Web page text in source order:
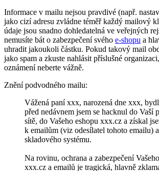
Informace v mailu nejsou pravdivé (např.
jako cizí adresu zvládne téměř každý mailový
údaje jsou snadno dohledatelná ve veřejných
nemusíte bát o zabezpečení svého e-shopu a
uhradit jakoukoli částku. Pokud takový mail
jako spam a zkuste nahlásit příslušné
oznámení neberte vážně.
Znění podvodného mailu:
Vážená paní xxx, narozená dne xxx,
před nedávnem jsem se hacknul do Vaší
sítě, do Vašeho eshopu xxx.cz a získal
k emailům (viz odesílatel tohoto emailu)
skladového systému.
Na rovinu, ochrana a zabezpečení
xxx.cz a emailů je tragická, hlavně